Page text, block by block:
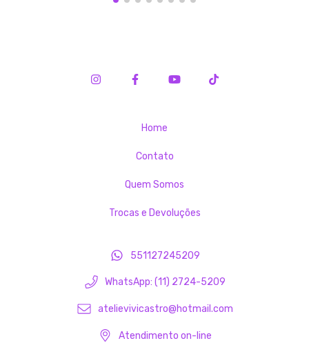
Home
Contato
Quem Somos
Trocas e Devoluções
551127245209
WhatsApp: (11) 2724-5209
atelievivicastro@hotmail.com
Atendimento on-line